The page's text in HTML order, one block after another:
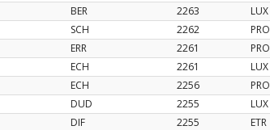
BER 2263
LUX
SCH 2262
PRO
ERR 2261
PRO
ECH 2261
LUX
ECH 2256
PRO
DUD 2255
LUX
DIF 2255
ETR